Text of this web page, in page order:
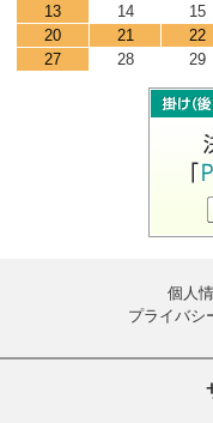
13
14 15
20
21 22
27
28 29
個人
プライバシ